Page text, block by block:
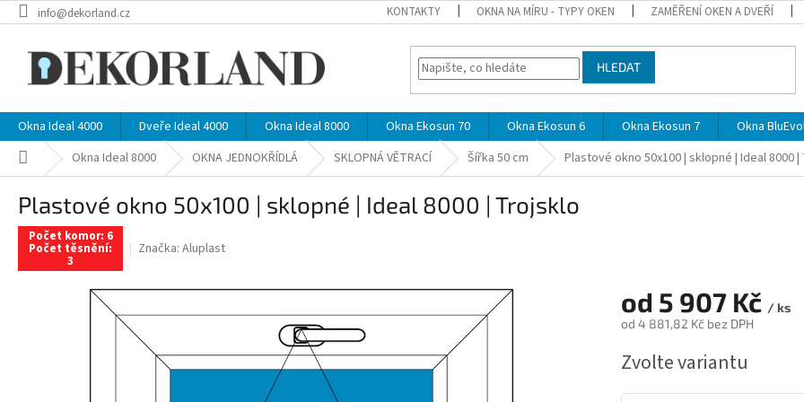
Přejít
na
info@dekorland.cz KONTAKTY OKNA NA MÍRU - TYPY OKEN ZAMĚŘENÍ OKEN A DVEŘÍ
HLEDAT
Okna Ideal 4000 Dveře Ideal 4000 Okna Ideal 8000 Okna Ekosun 70 Okna Ekosun 6 Okna Ekosun 7 Okna
Domů Okna Ideal 8000 OKNA JEDNOKŘÍDLÁ SKLOPNÁ VĚTRACÍ Šířka 50 cm Plastové okno 50x100 | sklopné | Ideal 8000
Plastové okno 50x100 | sklopné | Ideal 8000 | Trojsklo
Počet komor: 6
Počet těsnění:
3
Značka: Aluplast
od 5 907 Kč / ks
od 4 881,82 Kč bez DPH
cena:
Zvolte variantu